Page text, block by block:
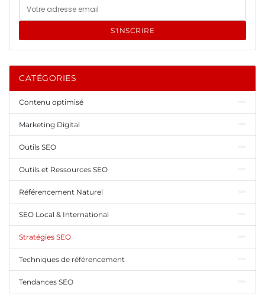
S'INSCRIRE
CATÉGORIES
Contenu optimisé
Marketing Digital
Outils SEO
Outils et Ressources SEO
Référencement Naturel
SEO Local & International
Stratégies SEO
Techniques de référencement
Tendances SEO